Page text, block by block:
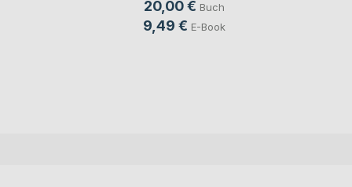
20,00 € Buch
9,49 € E-Book